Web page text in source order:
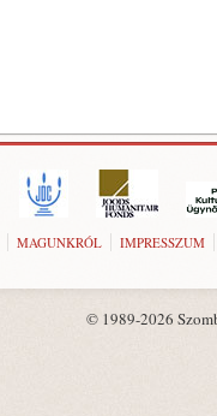
MAGUNKRÓL IMPRESSZUM
© 1989-2026